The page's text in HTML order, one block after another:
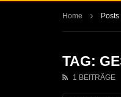
Home
TAG:
1 BEITRÄGE